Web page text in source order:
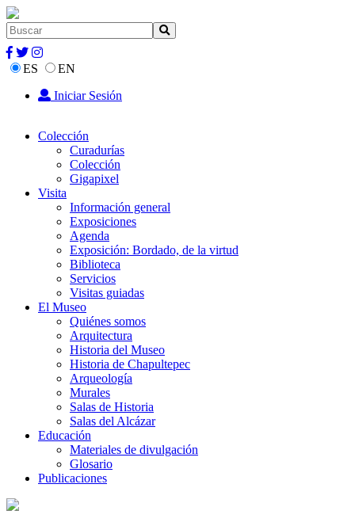
ES
EN
Iniciar Sesión
Colección
Curadurías
Colección
Gigapixel
Visita
Información general
Exposiciones
Agenda
Exposición: Bordado, de la virtud
Biblioteca
Servicios
Visitas guiadas
El Museo
Quiénes somos
Arquitectura
Historia del Museo
Historia de Chapultepec
Arqueología
Murales
Salas de Historia
Salas del Alcázar
Educación
Materiales de divulgación
Glosario
Publicaciones